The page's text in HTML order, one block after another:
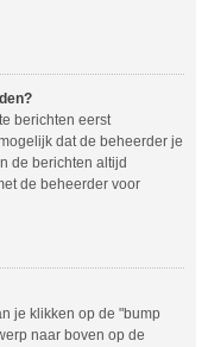
berichten eerst
dat de beheerder je
de berichten altijd
de beheerder voor
je klikken op de "bump
naar boven op de